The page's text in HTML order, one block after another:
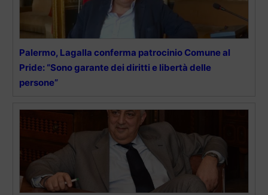
Palermo, Lagalla conferma patrocinio Comune al
Pride: “Sono garante dei diritti e libertà delle
persone”